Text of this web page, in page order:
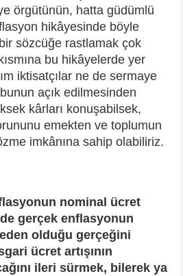
örgütünün, hatta güdümlü
hikâyesinde böyle
sözcüğe rastlamak çok
bu hikâyelerde yer
iktisatçılar ne de sermaye
açık edilmesinden
kârları konuşabilsek,
emekten ve toplumun
imkânına sahip olabiliriz.
nominal ücret
gerçek enflasyonun
olduğu gerçeğini
ücret artışının
ileri sürmek, bilerek ya